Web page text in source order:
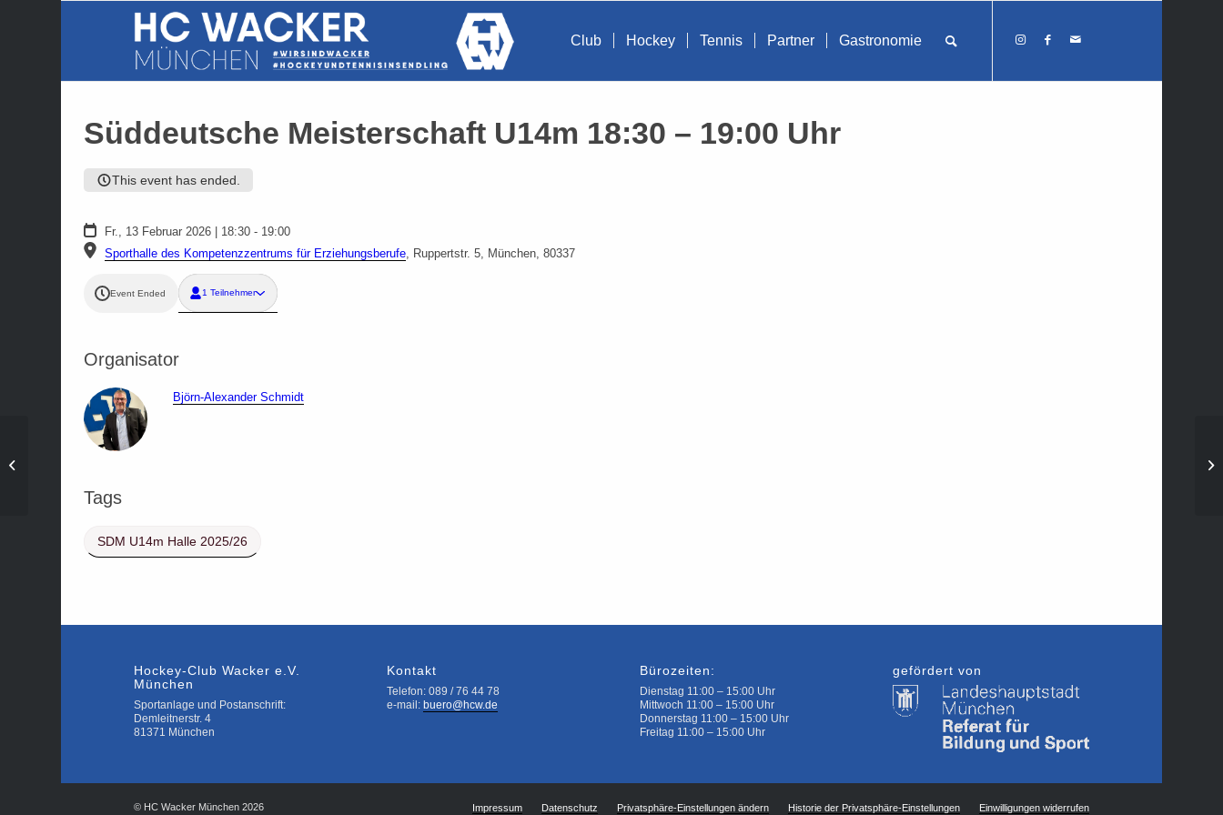
Club Hockey Tennis Partner Gastronomie
Süddeutsche Meisterschaft U14m 18:30 – 19:00 Uhr
This event has ended.
Fr., 13 Februar 2026 | 18:30 - 19:00
Sporthalle des Kompetenzzentrums für Erziehungsberufe, Ruppertstr. 5, München, 80337
Event Ended 1 Teilnehmer
Organisator
Björn-Alexander Schmidt
Tags
SDM U14m Halle 2025/26
Hockey-Club Wacker e.V.
München
Sportanlage und Postanschrift:
Demleitnerstr. 4
81371 München
Kontakt
Telefon: 089 / 76 44 78
e-mail: buero@hcw.de
Bürozeiten:
Dienstag 11:00 – 15:00 Uhr
Mittwoch 11:00 – 15:00 Uhr
Donnerstag 11:00 – 15:00 Uhr
Freitag 11:00 – 15:00 Uhr
gefördert von
© HC Wacker München 2026 Impressum Datenschutz Privatsphäre-Einstellungen ändern Historie der Privatsphäre-Einstellungen Einwilligungen widerrufen